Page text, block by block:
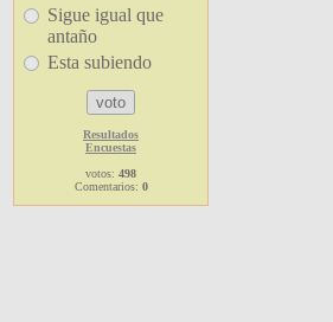
Sigue igual que
antaño
Esta subiendo
Resultados
Encuestas
votos: 498
Comentarios: 0